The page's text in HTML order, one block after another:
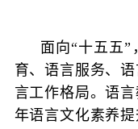
面向“十五五
育、语言服务、
言工作格局。语
年语言文化素养